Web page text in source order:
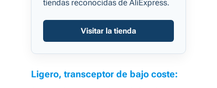
tiendas reconocidas de AliExpress.
Visitar la tienda
Ligero, transceptor de bajo coste: